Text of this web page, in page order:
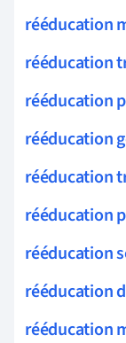
rééducation
rééducation
rééducation
rééducation
rééducation
rééducation
rééducation
rééducation
rééducation